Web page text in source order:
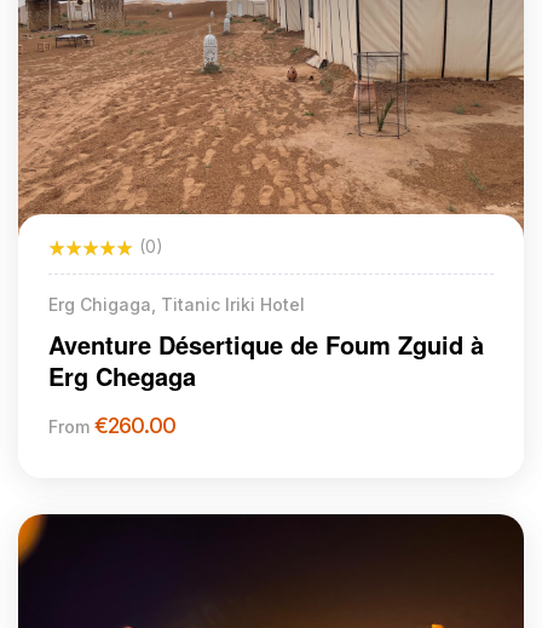
(0)
Erg Chigaga, Titanic Iriki Hotel
Aventure Désertique de Foum Zguid à
Erg Chegaga
From €260.00